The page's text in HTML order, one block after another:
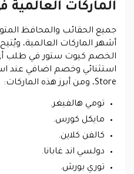
الماركات
جميع الحقائب والمحافظ
أشهر الماركات العالمية،
الخصم كيوت ستور في طلب
Store، ومن أبرز هذه الماركات:
تومي هالفيغر.
مايكل كورس.
كالفن كلاين.
دولسي اند غابانا.
توري بورش.